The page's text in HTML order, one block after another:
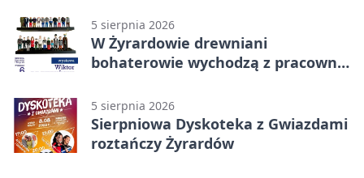
5 sierpnia 2026
W Żyrardowie drewniani
bohaterowie wychodzą z pracowni
5 sierpnia 2026
Sierpniowa Dyskoteka z Gwiazdami
roztańczy Żyrardów